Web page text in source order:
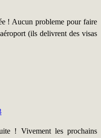
! Aucun probleme pour faire
(ils delivrent des visas
! Vivement les prochains